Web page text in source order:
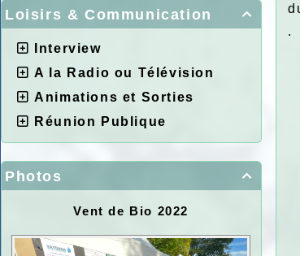

Loisirs & Communication
Interview
A la Radio ou Télévision
Animations et Sorties
Réunion Publique

Photos
Vent de Bio 2022
.